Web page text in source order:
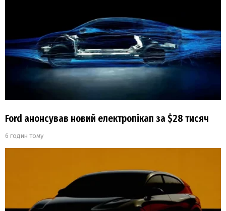
Ford анонсував новий електропікап за $28 тисяч
6 годин тому